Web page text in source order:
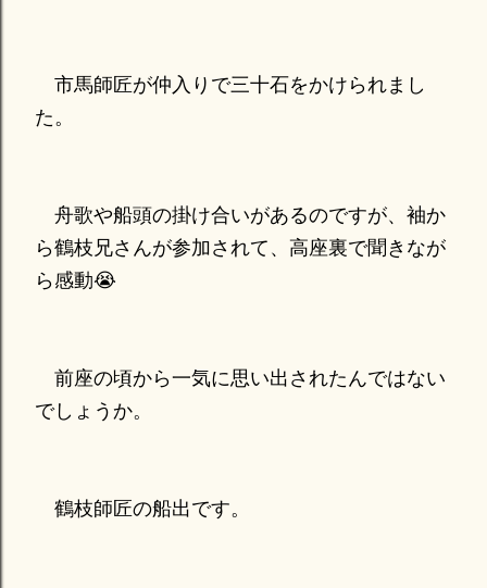
市馬師匠が仲入りで三十石をかけられまし
た。
舟歌や船頭の掛け合いがあるのですが、袖か
ら鶴枝兄さんが参加されて、高座裏で聞きなが
ら感動😭
前座の頃から一気に思い出されたんではない
でしょうか。
鶴枝師匠の船出です。